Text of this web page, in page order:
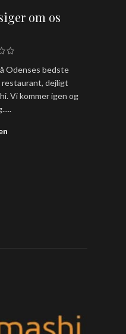
om os
Odenses bedste
dejligt
Vi kommer igen og